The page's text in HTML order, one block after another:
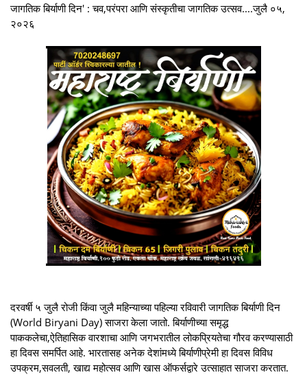
जागतिक बिर्याणी दिन' : चव,परंपरा आणि संस्कृतीचा जागतिक उत्सव....जुलै ०५,
२०२६
दरवर्षी ५ जुलै रोजी किंवा जुलै महिन्याच्या पहिल्या रविवारी जागतिक बिर्याणी दिन
(World Biryani Day) साजरा केला जातो. बिर्याणीच्या समृद्ध
पाककलेचा,ऐतिहासिक वारशाचा आणि जगभरातील लोकप्रियतेचा गौरव करण्यासाठी
हा दिवस समर्पित आहे. भारतासह अनेक देशांमध्ये बिर्याणीप्रेमी हा दिवस विविध
उपक्रम,सवलती, खाद्य महोत्सव आणि खास ऑफर्सद्वारे उत्साहात साजरा करतात.